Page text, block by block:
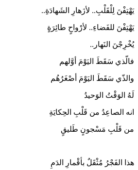
يَهْتِفْنَ لِلْقَلْبِ.. لأزَهارِ الشَهادَةِ..
يَهْتِفْنَ للفَضاءِ.. لأرْواحٍ طائِرَةٍ
يُخْرِجْنَ النَهار..
فالّذي سَقَطَ اليَوْمَ أوَّلهم
والذّي سَقَطَ اليَوْمَ أصْغَرُهُم
لَهُ الوَقْتُ الوَحيدُ
انه الصاعِدُ من قَلْبِ الحِكايَةِ
من قَلْبِ مَسْجونٍ طَليقٍ
هذا الفَجْرُ مُثْقَلٌ بأقْمارِ الدَمِ